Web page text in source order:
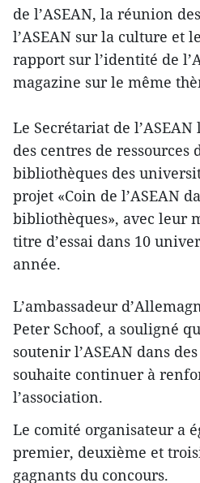
de l’ASEAN, la réunion
l’ASEAN sur la culture et
rapport sur l’identité de
magazine sur le même
Le Secrétariat de
des centres de ressources
bibliothèques des
projet «Coin de l’ASEAN
bibliothèques», avec leur
titre d’essai dans 10
année.
L’ambassadeur
Peter Schoof, a souligné
soutenir l’ASEAN dans
souhaite continuer à
l’association.
Le comité organisateur a
premier, deuxième et
gagnants du concours.